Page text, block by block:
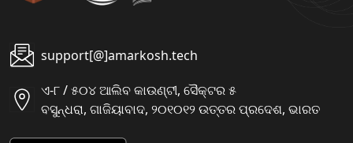
support[@]amarkosh.tech
ଏ-୮ / ୫୦୪ ଆଲିବ କାଉଣ୍ଟୀ, ସୈକ୍ଟର ୫
ବସୁନ୍ଧରା, ଗାଜିୟାବାଦ, ୨୦୧୦୧୨ ଉତ୍ତର ପ୍ରଦେଶ, ଭାରତ